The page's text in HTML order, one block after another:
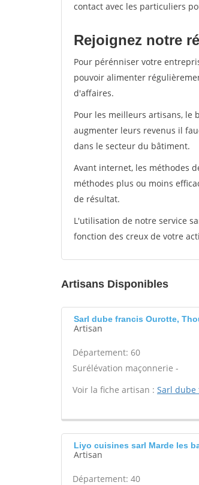
contact avec les particuliers
Rejoignez notre
Pour pérénniser votre
pouvoir alimenter
d'affaires.
Pour les meilleurs artisans, le
augmenter leurs revenus il
dans le secteur du bâtiment.
Avant internet, les méthodes
méthodes plus ou moins
de résultat.
L'utilisation de notre service
fonction des creux de votre
Artisans Disponibles
Sarl dube francis Ourotte,
Artisan
Département: 60
Surélévation maçonnerie -
Voir la fiche artisan : Sarl dube
Liyo cuisines sarl Marde les
Artisan
Département: 40